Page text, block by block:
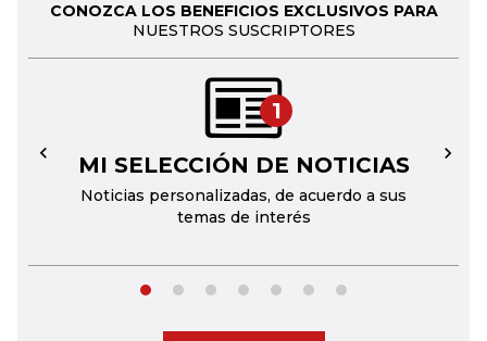
CONOZCA LOS BENEFICIOS EXCLUSIVOS PARA
NUESTROS SUSCRIPTORES
1
MI SELECCIÓN DE NOTICIAS
Noticias personalizadas, de acuerdo a sus
temas de interés
← →